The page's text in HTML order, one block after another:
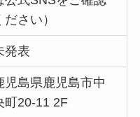
ださい）
発表
児島県鹿児島市中
町20-11 2F